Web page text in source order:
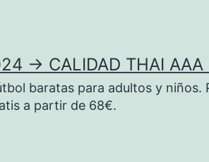
→ CALIDAD THAI
baratas para adultos y niños.
a partir de 68€.